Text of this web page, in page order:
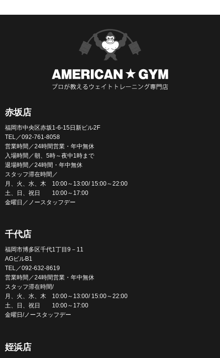
赤坂店
福岡市中央区赤坂1-6-15日新ビル2F
TEL／092-761-8058
営業時間／24時間営業・年中無休
入場時間／朝、5時～夜中1時まで
退場時間／24時間・年中無休
スタッフ滞在時間／
月、火、水、木 10:00～13:00/ 15:00～22:00
土、日、祝日 10:00～17:00
金曜日／ノースタッフデー
千代店
福岡市博多区千代1丁目9－11
AGビルB1
TEL／092-632-8619
営業時間／24時間営業・年中無休
スタッフ滞在時間/
月、火、水、木 10:00～13:00/ 15:00～22:00
土、日、祝日 10:00～17:00
金曜日/ノースタッフデー
姪浜店